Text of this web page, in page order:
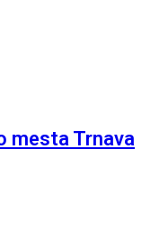
mesta Trnava